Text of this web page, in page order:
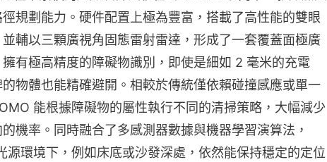
徑規劃能力。硬件配置上極為豐富，搭載了高性能的雙眼
輔以三顆廣視角固態雷射雷達，形成了一套覆蓋面極廣
有極高精度的障礙物識別，即使是細如 2 毫米的充電
物體也能精確避開。相較於傳統僅依賴碰撞感應或單一
能根據障礙物的屬性執行不同的清掃策略，大幅減少
機率。同時融合了多感測器數據與機器學習演算法，
源環境下，例如床底或沙發深處，依然能保持穩定的定位